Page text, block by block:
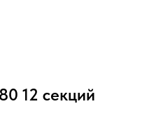
12 секций